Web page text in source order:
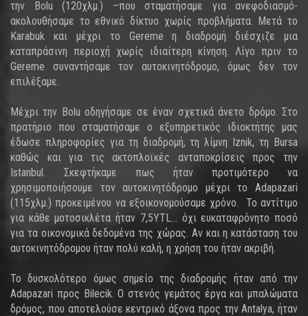
την Bolu (120χλμ.) –που σταματήσαμε για ανεφοδιασμό-
ακολουθήσαμε το εθνικό δίκτυο χωρίς προβλήματα. Μετά το
Karabuk και μέχρι το Gereme η διαδρομή διέσχιζε μια
καταπράσινη περιοχή χωρίς ιδιαίτερη κίνηση. Λίγο πριν το
Gereme συναντήσαμε τον αυτοκινητόδρομο, όμως δεν τον
επιλέξαμε.
Μέχρι την Bolu οδηγήσαμε σε έναν σχετικά άνετο δρόμο. Στο
πρατήριο που σταματήσαμε ο εξυπηρετικός ιδιοκτήτης μας
έδωσε πληροφορίες για τη διαδρομή, τη λίμνη Iznik, τη Bursa
καθώς και για τις ακτοπλοϊκές ανταποκρίσεις προς την
Istanbul. Σκεφτήκαμε πως ήταν προτιμότερο να
χρησιμοποιήσουμε τον αυτοκινητόδρομο μέχρι το Adapazari
(115χλμ.) προκειμένου να εξοικονομούσαμε χρόνο. Το αντίτιμο
για κάθε μοτοσικλέτα ήταν 7,5YTL… όχι ευκαταφρόνητο ποσό
για τα οικονομικά δεδομένα της χώρας. Αν και η κατάσταση του
αυτοκινητόδρομου ήταν πολύ καλή, η χρήση του ήταν ακριβή.
Το δυσκολότερο όμως σημείο της διαδρομής ήταν από την
Adapazari προς Bilecik. Ο στενός γεμάτος έργα και μπαλώματα
δρόμος, που αποτελούσε κεντρικό άξονα προς την Antalya, ήταν